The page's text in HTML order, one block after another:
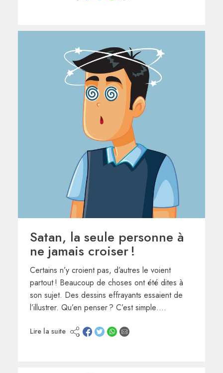
Satan, la seule personne à
ne jamais croiser !
Certains n’y croient pas, d’autres le voient
partout ! Beaucoup de choses ont été dites à
son sujet. Des dessins effrayants essaient de
l’illustrer. Qu’en penser ? C’est simple….
Lire la suite